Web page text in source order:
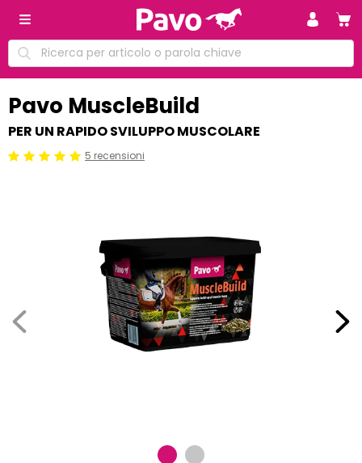
Pavo MuscleBuild
PER UN RAPIDO SVILUPPO MUSCOLARE
Beoordeling: 5/5 5 recensioni